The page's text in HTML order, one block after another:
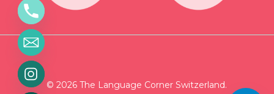
© 2026 The Language Corner Switzerland.